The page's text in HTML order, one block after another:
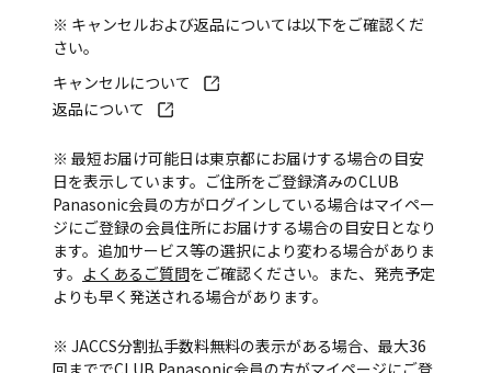
※ キャンセルおよび返品については以下をご確認くだ
さい。
キャンセルについて
返品について
※ 最短お届け可能日は東京都にお届けする場合の目安
日を表示しています。ご住所をご登録済みのCLUB
Panasonic会員の方がログインしている場合はマイペー
ジにご登録の会員住所にお届けする場合の目安日となり
ます。追加サービス等の選択により変わる場合がありま
す。 よくあるご質問をご確認ください。また、発売予定
よりも早く発送される場合があります。
※ JACCS分割払手数料無料の表示がある場合、最大36
回まででCLUB Panasonic会員の方がマイページにご登